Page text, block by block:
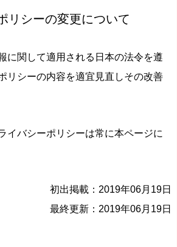
リシーの変更について
に関して適用される日本の法令を遵
リシーの内容を適宜見直しその改善
イバシーポリシーは常に本ページに
初出掲載：2019年06月19日
最終更新：2019年06月19日